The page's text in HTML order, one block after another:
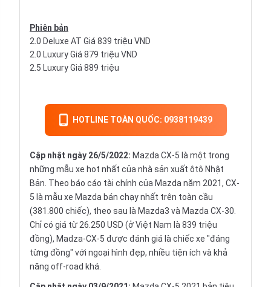
Phiên bản
2.0 Deluxe AT Giá 839 triệu VND
2.0 Luxury Giá 879 triệu VND
2.5 Luxury Giá 889 triệu
HOTLINE TOÀN QUỐC: 0938119439
Cập nhật ngày 26/5/2022: Mazda CX-5 là một trong
những mẫu xe hot nhất của nhà sản xuất ôtô Nhật
Bản. Theo báo cáo tài chính của Mazda năm 2021, CX-
5 là mẫu xe Mazda bán chạy nhất trên toàn cầu
(381.800 chiếc), theo sau là Mazda3 và Mazda CX-30.
Chỉ có giá từ 26.250 USD (ở Việt Nam là 839 triệu
đồng), Madza-CX-5 được đánh giá là chiếc xe "đáng
từng đồng" với ngoại hình đẹp, nhiều tiện ích và khả
năng off-road khá.